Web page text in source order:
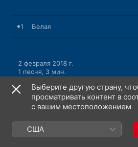
1 Белая
2 февраля 2018 г.
1 песня, 3 мин.
Видеоклипы
Выберите другую страну,
просматривать контент в
с вашим местоположением
США